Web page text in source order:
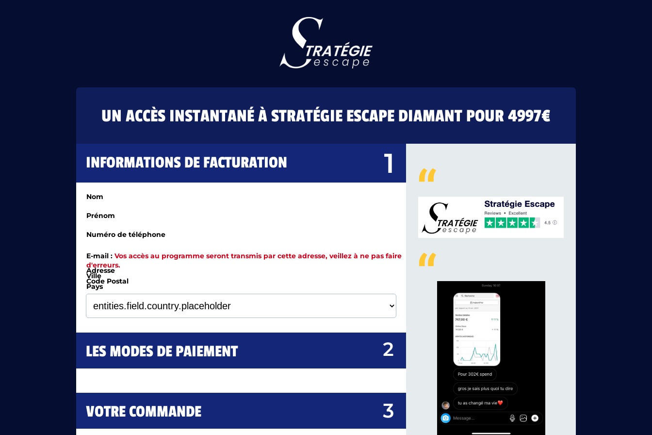
UN ACCÈS INSTANTANÉ À STRATÉGIE ESCAPE DIAMANT POUR 4997€
INFORMATIONS DE FACTURATION
Nom
Prénom
Numéro de téléphone
E-mail : Vos accès au programme seront transmis par cette adresse, veillez à ne pas faire
d'erreurs.
Adresse
Ville
Code Postal
Pays
LES MODES DE PAIEMENT
VOTRE COMMANDE